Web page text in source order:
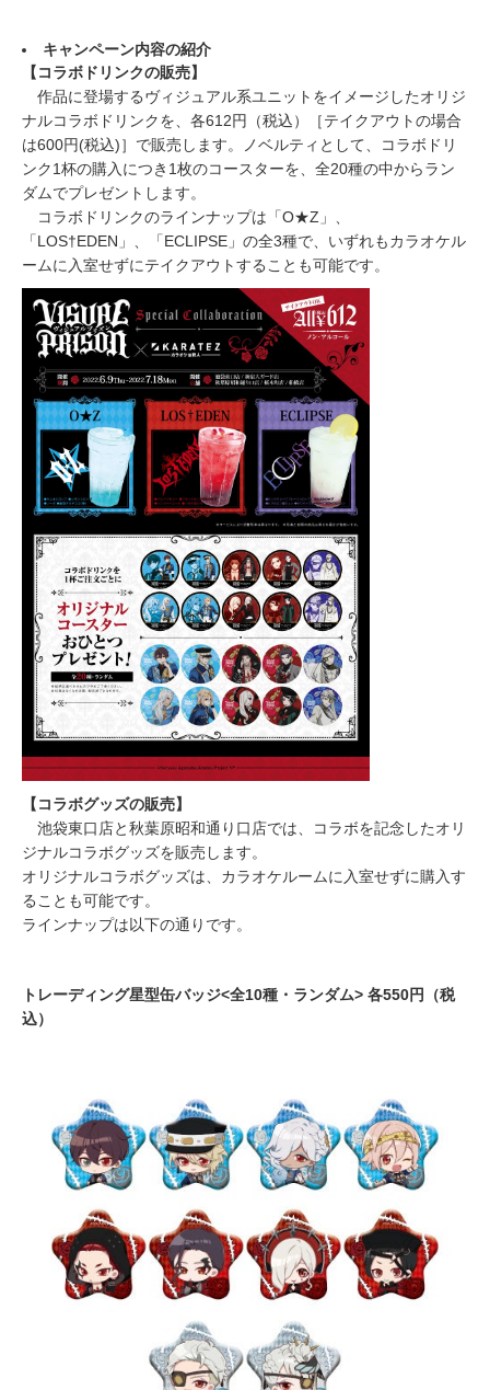
キャンペーン内容の紹介
【コラボドリンクの販売】
作品に登場するヴィジュアル系ユニットをイメージしたオリジ
ナルコラボドリンクを、各612円（税込）［テイクアウトの場合
は600円(税込)］で販売します。ノベルティとして、コラボドリ
ンク1杯の購入につき1枚のコースターを、全20種の中からラン
ダムでプレゼントします。
コラボドリンクのラインナップは「O★Z」、
「LOS†EDEN」、「ECLIPSE」の全3種で、いずれもカラオケル
ームに入室せずにテイクアウトすることも可能です。
【コラボグッズの販売】
池袋東口店と秋葉原昭和通り口店では、コラボを記念したオリ
ジナルコラボグッズを販売します。
オリジナルコラボグッズは、カラオケルームに入室せずに購入す
ることも可能です。
ラインナップは以下の通りです。
トレーディング星型缶バッジ<全10種・ランダム> 各550円（税
込）